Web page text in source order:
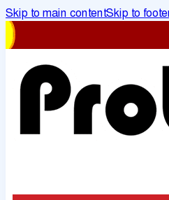
Skip to main contentSkip to